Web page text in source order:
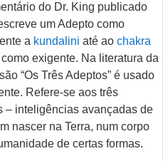
do Dr. King publicado
um Adepto como
a kundalini até ao chakra
exigente. Na literatura da
“Os Três Adeptos” é usado
Refere-se aos três
– inteligências avançadas de
nascer na Terra, num corpo
de certas formas.